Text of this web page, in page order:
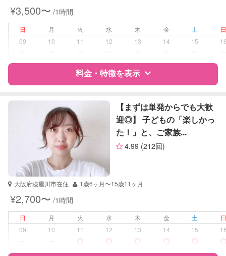
学校/塾の補習・宿題
中学生
算数
理科
社会
小論文
¥3,500〜 /1時間
日 月 火 水 木 金 土
09
10 11 12 13 14 15
料金・特徴を表示
特徴 料金 レビュー
サポートの特徴
なし
受験対策
中学受験
学校/塾の補習・宿題
小学生
中学生
【まずは単発からでも大歓
迎◎】 子どもの「楽しかっ
た！」と、ご家族...
4.99 (212回)
大阪府寝屋川市在住 1歳6ヶ月〜15歳11ヶ月
¥2,700〜 /1時間
日 月 火 水 木 金 土
09
10 11 12 13 14 15